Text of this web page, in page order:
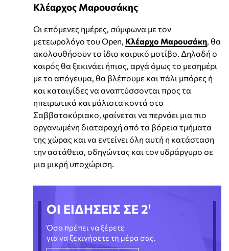
Κλέαρχος Μαρουσάκης
Οι επόμενες ημέρες, σύμφωνα με τον
μετεωρολόγο του Open, Κλέαρχο Μαρουσάκη , θα
ακολουθήσουν το ίδιο καιρικό μοτίβο. Δηλαδή ο
καιρός θα ξεκινάει ήπιος, αργά όμως το μεσημέρι
με το απόγευμα, θα βλέπουμε και πάλι μπόρες ή
και καταιγίδες να αναπτύσσονται προς τα
ηπειρωτικά και μάλιστα κοντά στο
Σαββατοκύριακο, φαίνεται να περνάει μια πιο
οργανωμένη διαταραχή από τα βόρεια τμήματα
της χώρας και να εντείνει όλη αυτή η κατάσταση
την αστάθεια, οδηγώντας και τον υδράργυρο σε
μια μικρή υποχώριση.
ΟΙ ΕΙΔΗΣΕΙΣ ΣΕ 2'
Όσα πρέπει να ξέρετε
για να ξεκινήσετε τη μέρα σας.